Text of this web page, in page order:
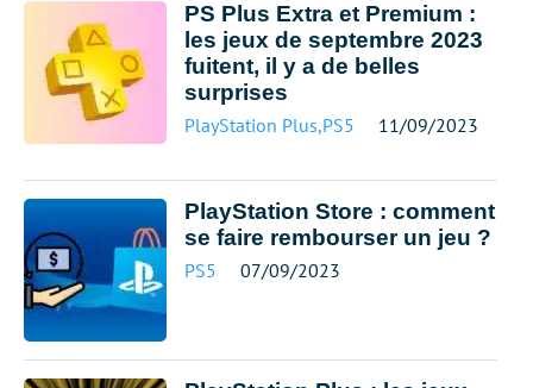
PS Plus Extra et Premium :
les jeux de septembre 2023
fuitent, il y a de belles
surprises
PlayStation Plus,PS5 11/09/2023
PlayStation Store : comment
se faire rembourser un jeu ?
PS5 07/09/2023